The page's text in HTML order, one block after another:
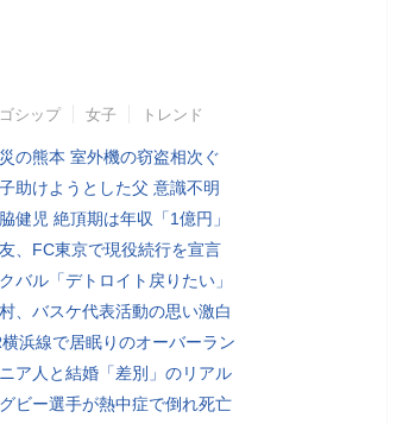
ゴシップ 女子 トレンド
の熊本 室外機の窃盗相次ぐ
助けようとした父 意識不明
健児 絶頂期は年収「1億円」
、FC東京で現役続行を宣言
バル「デトロイト戻りたい」
、バスケ代表活動の思い激白
浜線で居眠りのオーバーラン
ア人と結婚「差別」のリアル
ビー選手が熱中症で倒れ死亡